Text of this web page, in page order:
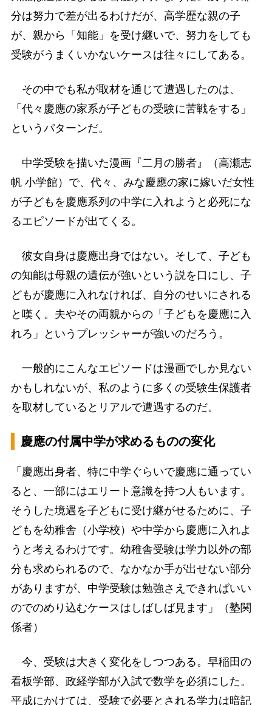
分は努力で差が出るわけだが、高学歴な親の子
が、親から「知能」を受け継いで、努力をしても
受験がうまくいかないケースは往々にしてある。
その中でも私が取材を通じて遭遇したのは、
「代々慶應の家系が子どもの受験に苦戦をする」
というパターンだ。
中学受験を描いた漫画『二月の勝者』（高瀬志
帆 小学館）で、代々、みな慶應の家に嫁いだ女性
が子どもを慶應系列の中学に入れようと必死にな
るエピソードが出てくる。
彼女自身は慶應出身ではない。そして、子ども
の知能は母親の遺伝が強いという説を口にし、子
どもが慶應に入れなければ、自分のせいにされる
と嘆く。夫やその両親からの「子どもを慶應に入
れろ」というプレッシャーが強いのだろう。
一般的にこんなエピソードは漫画でしか見ない
かもしれないが、私のように多くの受験生保護者
を取材しているとリアルで遭遇するのだ。
慶應の付属中学が求めるものの変化
「慶應出身者、特に中学ぐらいで慶應に通ってい
ると、一部にはエリート意識を持つ人もいます。
そうした境遇を子どもに受け継がせるために、子
どもを幼稚舎（小学校）や中学から慶應に入れよ
うと考えるわけです。幼稚舎受験は学力以外の部
分も求められるので、なかなか手が出せない部分
がありますが、中学受験は勉強さえできればいい
のでのめり込むケースはしばしば見ます」（塾関
係者）
今、受験は大きく変化をしつつある。早稲田の
看板学部、政経学部が入試で数学を必須にした。
平成にかけては、受験で必要とされる学力は暗記